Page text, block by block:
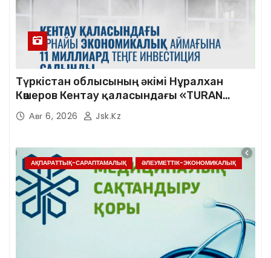
Түркістан облысының әкімі Нұралхан
Көшеров Кентау қаласындағы «TURAN
SHENHUA» зауытының жұмысымен
танысты
Авг 6, 2026 Jsk.kz
АҚПАРАТТЫҚ-САРАПТАМАЛЫҚ ӘЛЕУМЕТТІК-ЭКОНОМИКАЛЫҚ